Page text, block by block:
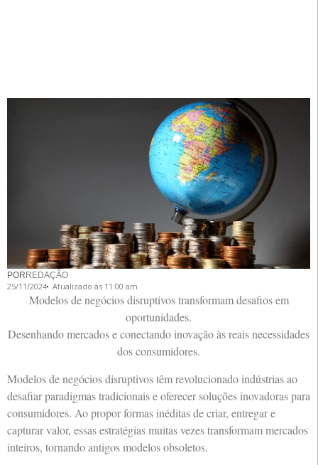
POR REDAÇÃO
25/11/2024 Atualizado às 11:00 am
Modelos de negócios disruptivos transformam desafios em
oportunidades.
Desenhando mercados e conectando inovação às reais necessidades
dos consumidores.
Modelos de negócios disruptivos têm revolucionado indústrias ao
desafiar paradigmas tradicionais e oferecer soluções inovadoras para
consumidores. Ao propor formas inéditas de criar, entregar e
capturar valor, essas estratégias muitas vezes transformam mercados
inteiros, tornando antigos modelos obsoletos.